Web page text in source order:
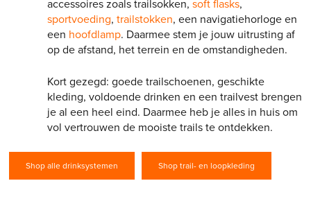
accessoires zoals trailsokken, soft flasks,
sportvoeding, trailstokken, een navigatiehorloge en
een hoofdlamp. Daarmee stem je jouw uitrusting af
op de afstand, het terrein en de omstandigheden.
Kort gezegd: goede trailschoenen, geschikte
kleding, voldoende drinken en een trailvest brengen
je al een heel eind. Daarmee heb je alles in huis om
vol vertrouwen de mooiste trails te ontdekken.
Shop alle drinksystemen Shop trail- en loopkleding